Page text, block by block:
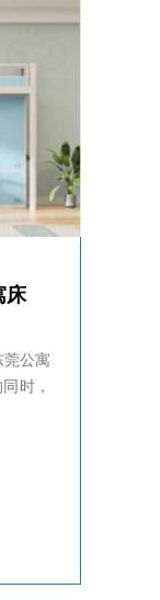
床
公寓
时，